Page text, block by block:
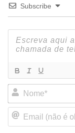
Subscribe